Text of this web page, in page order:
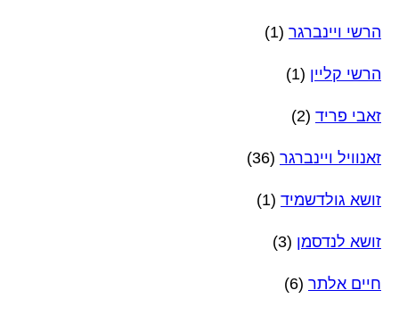
הרשי ויינברגר (1)
הרשי קליין (1)
זאבי פריד (2)
זאנוויל ויינברגר (36)
זושא גולדשמיד (1)
זושא לנדסמן (3)
חיים אלתר (6)